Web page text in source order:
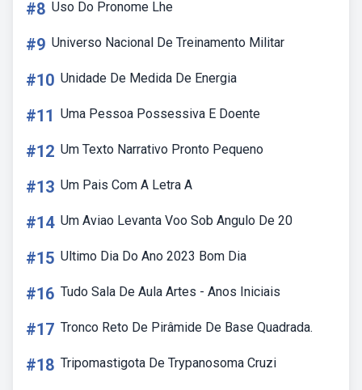
#8 Uso Do Pronome Lhe
#9 Universo Nacional De Treinamento Militar
#10 Unidade De Medida De Energia
#11 Uma Pessoa Possessiva E Doente
#12 Um Texto Narrativo Pronto Pequeno
#13 Um Pais Com A Letra A
#14 Um Aviao Levanta Voo Sob Angulo De 20
#15 Ultimo Dia Do Ano 2023 Bom Dia
#16 Tudo Sala De Aula Artes - Anos Iniciais
#17 Tronco Reto De Pirâmide De Base Quadrada.
#18 Tripomastigota De Trypanosoma Cruzi